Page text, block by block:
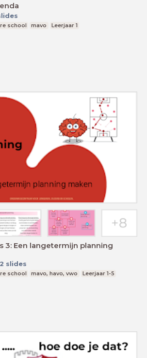
school mavo Leerjaar 1
3: Een langetermijn planning
slides
school mavo, havo, vwo Leerjaar 1-5